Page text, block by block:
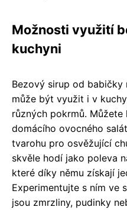
Možnosti využití
kuchyni
Bezový sirup od babičky
může být využit i v
různých pokrmů.
domácího ovocného
tvarohu pro osvěžující
skvěle hodí jako poleva
které díky němu získají
Experimentujte s ním ve
jsou zmrzliny, pudinky